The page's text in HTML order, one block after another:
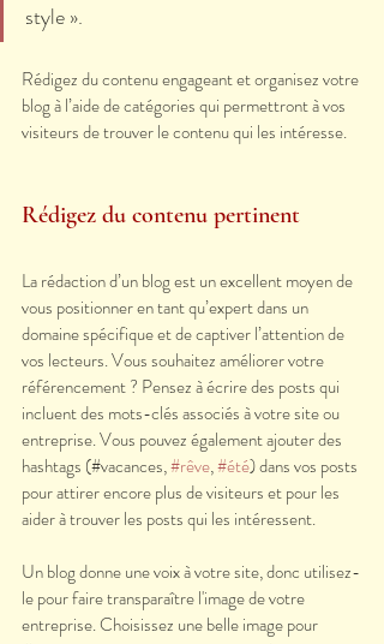
style ».
Rédigez du contenu engageant et organisez votre
blog à l’aide de catégories qui permettront à vos
visiteurs de trouver le contenu qui les intéresse.
Rédigez du contenu pertinent
La rédaction d’un blog est un excellent moyen de
vous positionner en tant qu’expert dans un
domaine spécifique et de captiver l’attention de
vos lecteurs. Vous souhaitez améliorer votre
référencement ? Pensez à écrire des posts qui
incluent des mots-clés associés à votre site ou
entreprise. Vous pouvez également ajouter des
hashtags (#vacances, #rêve, #été) dans vos posts
pour attirer encore plus de visiteurs et pour les
aider à trouver les posts qui les intéressent.
Un blog donne une voix à votre site, donc utilisez-
le pour faire transparaître l'image de votre
entreprise. Choisissez une belle image pour